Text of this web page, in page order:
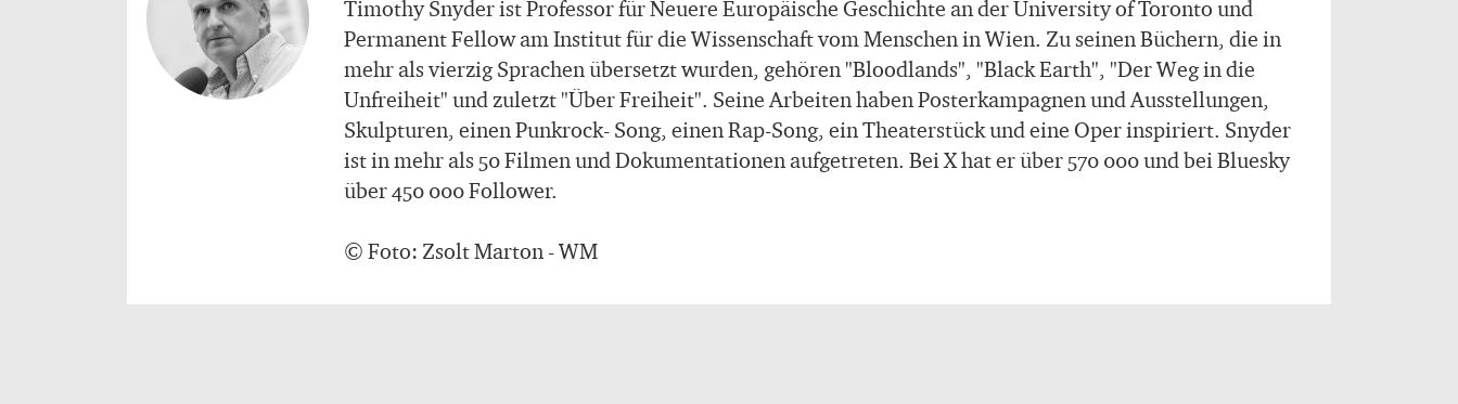
Timothy Snyder ist Professor für Neuere Europäische Geschichte an der University of Toronto und
Permanent Fellow am Institut für die Wissenschaft vom Menschen in Wien. Zu seinen Büchern, die in
mehr als vierzig Sprachen übersetzt wurden, gehören "Bloodlands", "Black Earth", "Der Weg in die
Unfreiheit" und zuletzt "Über Freiheit". Seine Arbeiten haben Posterkampagnen und Ausstellungen,
Skulpturen, einen Punkrock- Song, einen Rap-Song, ein Theaterstück und eine Oper inspiriert. Snyder
ist in mehr als 50 Filmen und Dokumentationen aufgetreten. Bei X hat er über 570 000 und bei Bluesky
über 450 000 Follower.
© Foto: Zsolt Marton - WM